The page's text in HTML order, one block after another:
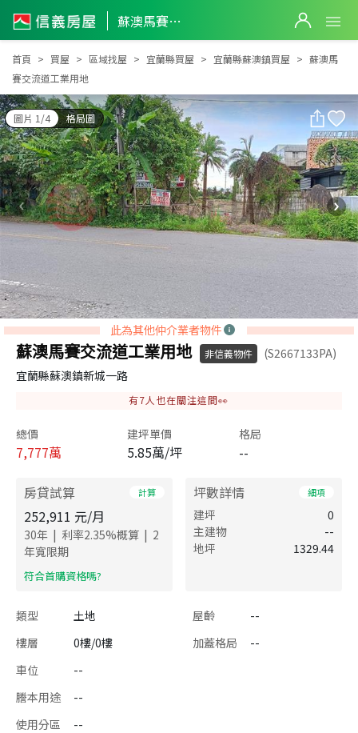
蘇澳馬賽交流道工業用地
蘇澳馬賽交流道工業用地
首頁 買屋 區域找屋 宜蘭縣買屋 宜蘭縣蘇澳鎮買屋
蘇澳馬
賽交流道工業用地
圖片 1/4 格局圖
此為其他仲介業者物件
蘇澳馬賽交流道工業用地 非信義物件
(S2667133PA)
宜蘭縣蘇澳鎮新城一路
有7人也在關注這間👀
總價
7,777萬
建坪單價
5.85萬/坪
格局
--
房貸試算 計算
252,911 元/月
30年 | 利率2.35%概算 | 2
年寬限期
​符合首購資格嗎?
坪數詳情 細項
建坪
0
主建物
--
地坪
1329.44
類型 土地 屋齡
--
樓層
0樓/0樓 加蓋格局
--
車位
--
謄本用途
--
使用分區
--